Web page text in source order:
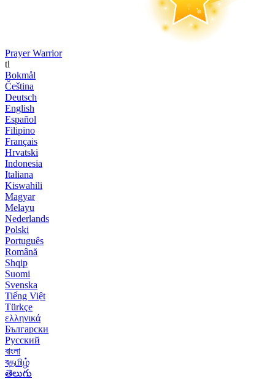
Prayer Warrior
tl
Bokmål
Čeština
Deutsch
English
Español
Filipino
Français
Hrvatski
Indonesia
Italiana
Kiswahili
Magyar
Melayu
Nederlands
Polski
Português
Română
Shqip
Suomi
Svenska
Tiếng Việt
Türkçe
ελληνικά
Български
Русский
বাংলা
বதமிழ்
తెలుగు